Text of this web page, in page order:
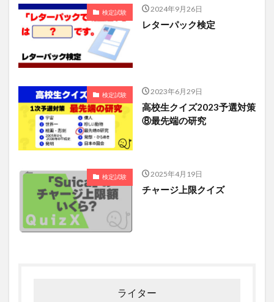
検定試験 2024年9月26日
レターパック検定
検定試験 2023年6月29日
高校生クイズ2023予選対策
⑧最先端の研究
検定試験 2025年4月19日
チャージ上限クイズ
ライター